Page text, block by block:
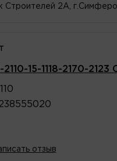
Строителей 2А,
15-1118-2170-2123
отзыв